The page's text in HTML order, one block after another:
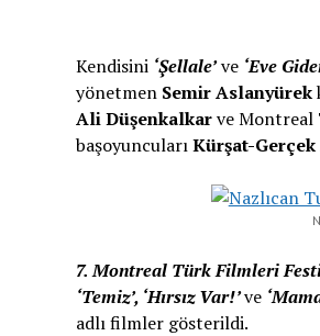
Kendisini ‘Şellale’ve ‘Eve
yönetmen Semir Aslanyürek
Ali Düşenkalkarve Montreal
başoyuncularıKürşat-Gerçek
7. Montreal Türk Filmleri
‘Temiz’, ‘Hırsız Var!’ve
adlı filmler gösterildi.